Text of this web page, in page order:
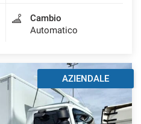
Cambio
Automatico
AZIENDALE